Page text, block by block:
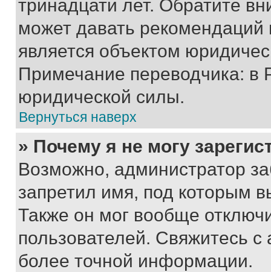
тринадцати лет. Обратите
может давать
является объектом
Примечание переводчика: в
юридической силы.
Вернуться наверх
» Почему я не могу
Возможно, администратор
запретил имя, под которым
Также он мог вообще
пользователей. Свяжитесь
более точной информации.